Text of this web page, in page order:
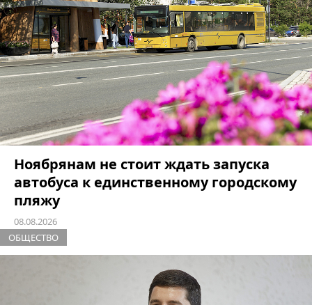
Ноябрянам не стоит ждать запуска
автобуса к единственному городскому
пляжу
08.08.2026
ОБЩЕСТВО